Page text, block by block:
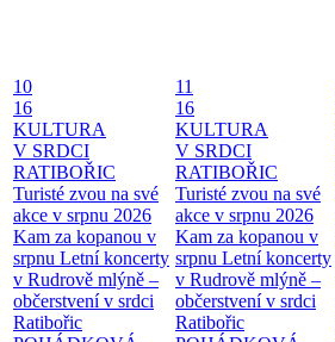
10
16
KULTURA
V SRDCI
RATIBOŘIC
Turisté zvou na své
akce v srpnu 2026
Kam za kopanou v
srpnu Letní koncerty
v Rudrově mlýně –
občerstvení v srdci
Ratibořic
11
16
KULTURA
V SRDCI
RATIBOŘIC
Turisté zvou na své
akce v srpnu 2026
Kam za kopanou v
srpnu Letní koncerty
v Rudrově mlýně –
občerstvení v srdci
Ratibořic